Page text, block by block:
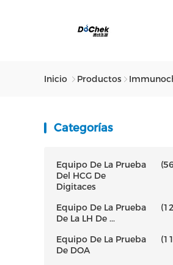
Inicio Productos
Categorías
Equipo De La Prueba
Del HCG De
Digitaces
Equipo De La Prueba
De La LH De ...
Equipo De La Prueba
De DOA